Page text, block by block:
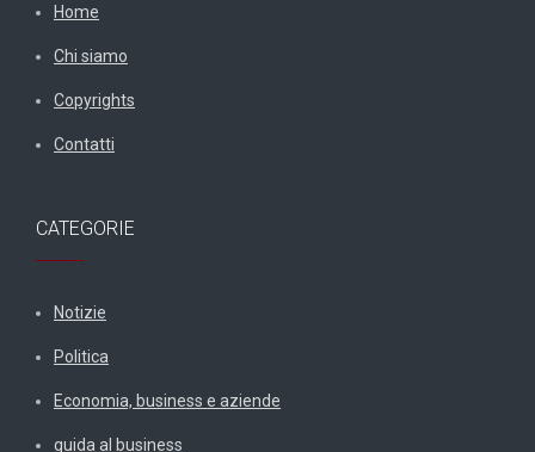
Home
Chi siamo
Copyrights
Contatti
CATEGORIE
Notizie
Politica
Economia, business e aziende
guida al business